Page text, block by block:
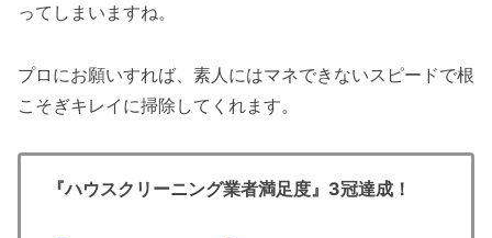
ってしまいますね。
プロにお願いすれば、素人にはマネできないスピードで根
こそぎキレイに掃除してくれます。
『ハウスクリーニング業者満足度』3冠達成！